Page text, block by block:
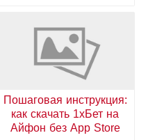
Пошаговая инструкция:
как скачать 1хБет на
Айфон без App Store